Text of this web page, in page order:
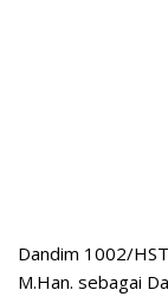
Dandim 1002/
M.Han. sebagai